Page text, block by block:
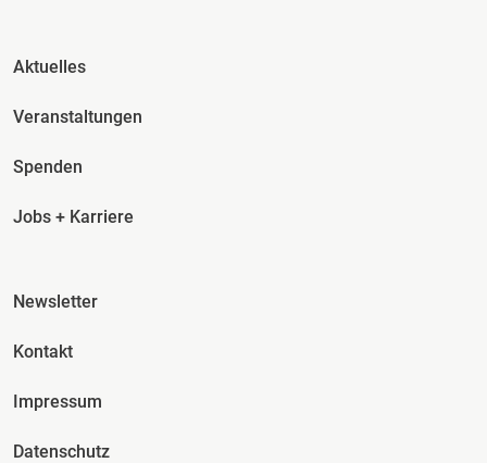
Fusszeile Spalte 2
Aktuelles
Veranstaltungen
Spenden
Jobs + Karriere
Fusszeile Spalte 3
Newsletter
Kontakt
Impressum
Datenschutz